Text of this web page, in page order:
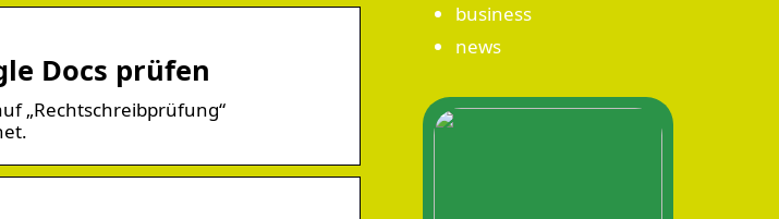
Docs prüfen
„Rechtschreibprüfung“
business
news